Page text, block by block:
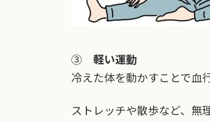
③ 軽い運動
冷えた体を動かすことで血
ストレッチや散歩など、無